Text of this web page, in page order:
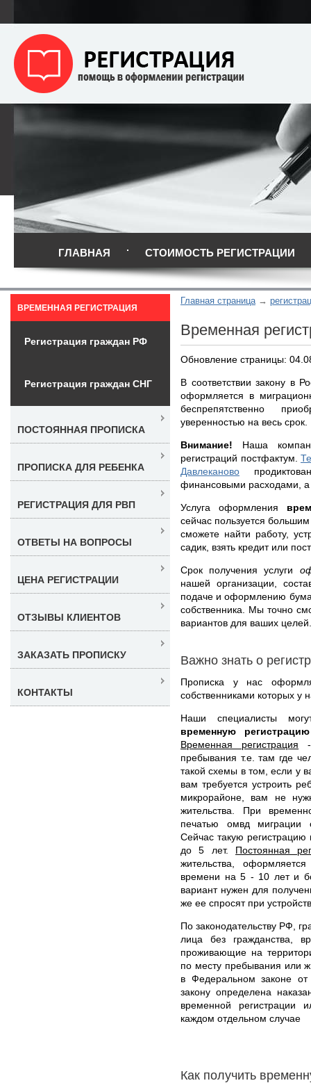
ГЛАВНАЯ СТОИМОСТЬ РЕГИСТРАЦИИ
Главная страница
Временная
Обновление страницы:
В соответствии закону в
оформляется в
беспрепятственно
уверенностью на весь срок.
Внимание! Наша
регистраций постфактум.
Давлеканово
финансовыми расходами, а
Услуга оформления
сейчас пользуется
сможете найти работу,
садик, взять кредит или
Срок получения услуги
нашей организации,
подаче и оформлению
собственника. Мы точно
вариантов для ваших целей.
Важно знать о
Прописка у нас
собственниками которых у
Наши специалисты
временную
Временная регистрация -
пребывания т.е. там где
такой схемы в том, если у
вам требуется устроить
микрорайоне, вам не
жительства. При
печатью омвд миграции
Сейчас такую
до 5 лет. Постоянная
жительства,
времени на 5 - 10 лет и
вариант нужен для
же ее спросят при
По законодательству РФ,
лица без гражданства,
проживающие на
по месту пребывания или
в Федеральном законе
закону определена
временной регистрации
каждом отдельном случае
Как получить
ВРЕМЕННАЯ РЕГИСТРАЦИЯ
Регистрация граждан РФ
Регистрация граждан СНГ
ПОСТОЯННАЯ ПРОПИСКА
ПРОПИСКА ДЛЯ РЕБЕНКА
РЕГИСТРАЦИЯ ДЛЯ РВП
ОТВЕТЫ НА ВОПРОСЫ
ЦЕНА РЕГИСТРАЦИИ
ОТЗЫВЫ КЛИЕНТОВ
ЗАКАЗАТЬ ПРОПИСКУ
КОНТАКТЫ